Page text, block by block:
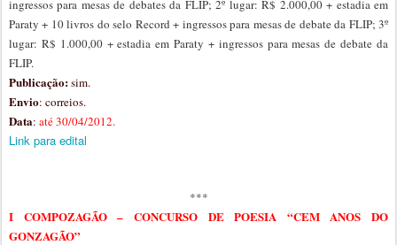
ingressos para mesas de debates da FLIP; 2º lugar: R$ 2.000,00 + estadia em
Paraty + 10 livros do selo Record + ingressos para mesas de debate da FLIP; 3º
lugar: R$ 1.000,00 + estadia em Paraty + ingressos para mesas de debate da
FLIP.
Publicação:sim.
Envio: correios.
Data: até30/04/2012.
Link para edital
***
I COMPOZAGÃO – CONCURSO DE POESIA “CEM ANOS DO
GONZAGÃO”